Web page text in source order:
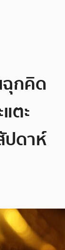
ฉุกคิด
ตะ
ปดาห์